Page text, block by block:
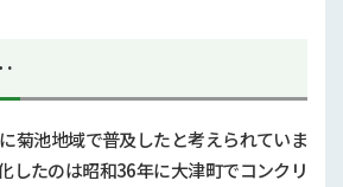
に菊池地域で普及したと考えられていま
したのは昭和36年に大津町でコンクリ